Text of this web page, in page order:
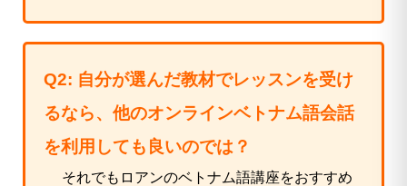
Q2: 自分が選んだ教材でレッスンを受け
るなら、他のオンラインベトナム語会話
を利用しても良いのでは？
それでもロアンのベトナム語講座をおすすめ